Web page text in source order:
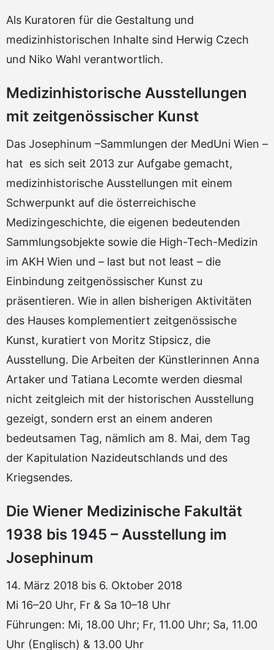
Als Kuratoren für die Gestaltung und
medizinhistorischen Inhalte sind Herwig Czech
und Niko Wahl verantwortlich.
Medizinhistorische Ausstellungen
mit zeitgenössischer Kunst
Das Josephinum –Sammlungen der MedUni Wien –
hat es sich seit 2013 zur Aufgabe gemacht,
medizinhistorische Ausstellungen mit einem
Schwerpunkt auf die österreichische
Medizingeschichte, die eigenen bedeutenden
Sammlungsobjekte sowie die High-Tech-Medizin
im AKH Wien und – last but not least – die
Einbindung zeitgenössischer Kunst zu
präsentieren. Wie in allen bisherigen Aktivitäten
des Hauses komplementiert zeitgenössische
Kunst, kuratiert von Moritz Stipsicz, die
Ausstellung. Die Arbeiten der Künstlerinnen Anna
Artaker und Tatiana Lecomte werden diesmal
nicht zeitgleich mit der historischen Ausstellung
gezeigt, sondern erst an einem anderen
bedeutsamen Tag, nämlich am 8. Mai, dem Tag
der Kapitulation Nazideutschlands und des
Kriegsendes.
Die Wiener Medizinische Fakultät
1938 bis 1945 – Ausstellung im
Josephinum
14. März 2018 bis 6. Oktober 2018
Mi 16–20 Uhr, Fr & Sa 10–18 Uhr
Führungen: Mi, 18.00 Uhr; Fr, 11.00 Uhr; Sa, 11.00
Uhr (Englisch) & 13.00 Uhr